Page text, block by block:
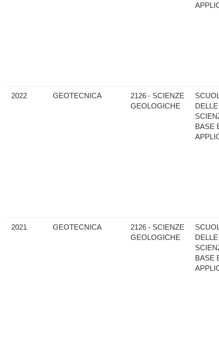
2022 GEOTECNICA
2126 - SCIENZE
GEOLOGICHE
DELLE
BASE
2021 GEOTECNICA
2126 - SCIENZE
GEOLOGICHE
DELLE
BASE